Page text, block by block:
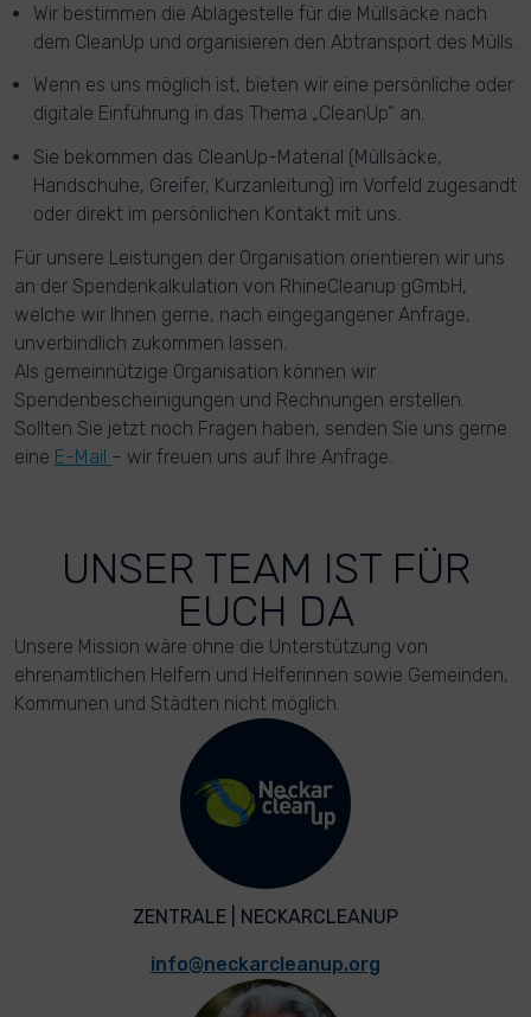
Wir bestimmen die Ablagestelle für die Müllsäcke nach
dem CleanUp und organisieren den Abtransport des Mülls.
Wenn es uns möglich ist, bieten wir eine persönliche oder
digitale Einführung in das Thema „CleanUp“ an.
Sie bekommen das CleanUp-Material (Müllsäcke,
Handschuhe, Greifer, Kurzanleitung) im Vorfeld zugesandt
oder direkt im persönlichen Kontakt mit uns.
Für unsere Leistungen der Organisation orientieren wir uns
an der Spendenkalkulation von RhineCleanup gGmbH,
welche wir Ihnen gerne, nach eingegangener Anfrage,
unverbindlich zukommen lassen.
Als gemeinnützige Organisation können wir
Spendenbescheinigungen und Rechnungen erstellen.
Sollten Sie jetzt noch Fragen haben, senden Sie uns gerne
eine E-Mail – wir freuen uns auf Ihre Anfrage.
UNSER TEAM IST FÜR
EUCH DA
Unsere Mission wäre ohne die Unterstützung von
ehrenamtlichen Helfern und Helferinnen sowie Gemeinden,
Kommunen und Städten nicht möglich.
ZENTRALE | NECKARCLEANUP
info@neckarcleanup.org